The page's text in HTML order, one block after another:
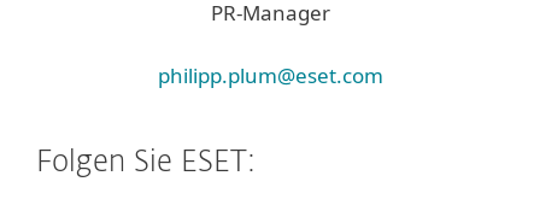
PR-Manager
philipp.plum@eset.com
Folgen Sie ESET: